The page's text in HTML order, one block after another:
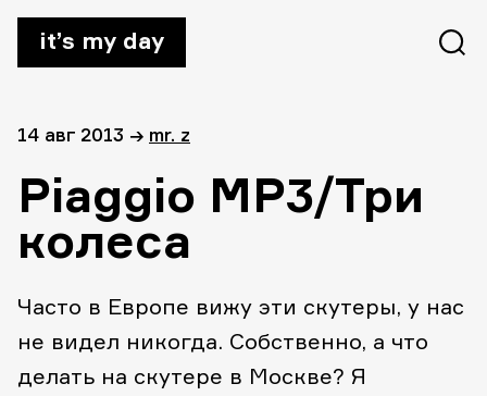
it’s my day
14 авг 2013 → mr. z
Piaggio MP3/Три
колеса
Часто в Европе вижу эти скутеры, у нас
не видел никогда. Собственно, а что
делать на скутере в Москве? Я